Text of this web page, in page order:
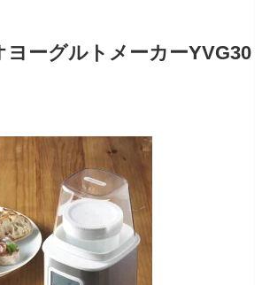
ヨーグルトメーカーYVG30